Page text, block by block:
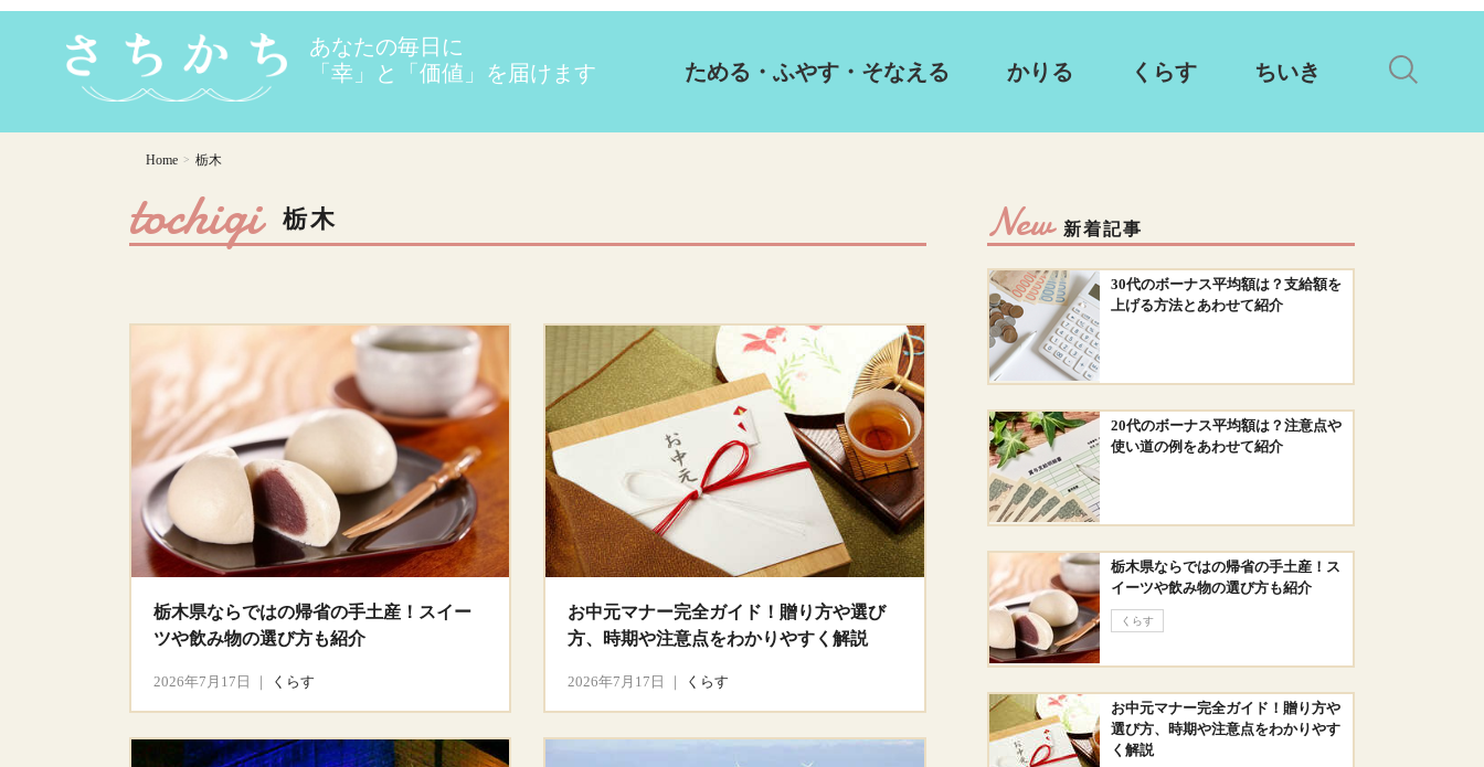
ためる・ふやす・そなえる かりる くらす ちいき
Home > 栃木
tochigi 栃木
栃木県ならではの帰省の手土産！スイー
ツや飲み物の選び方も紹介
2026年7月17日 ｜ くらす
お中元マナー完全ガイド！贈り方や選び
方、時期や注意点をわかりやすく解説
2026年7月17日 ｜ くらす
New 新着記事
30代のボーナス平均額は？支給額を
上げる方法とあわせて紹介
20代のボーナス平均額は？注意点や
使い道の例をあわせて紹介
栃木県ならではの帰省の手土産！ス
イーツや飲み物の選び方も紹介
くらす
お中元マナー完全ガイド！贈り方や
選び方、時期や注意点をわかりやす
く解説